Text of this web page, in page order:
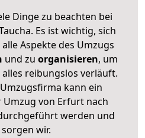
Dinge zu beachten bei
Es ist wichtig, sich
Aspekte des Umzugs
und zu organisieren, um
reibungslos verläuft.
kann ein
von Erfurt nach
werden und
wir.